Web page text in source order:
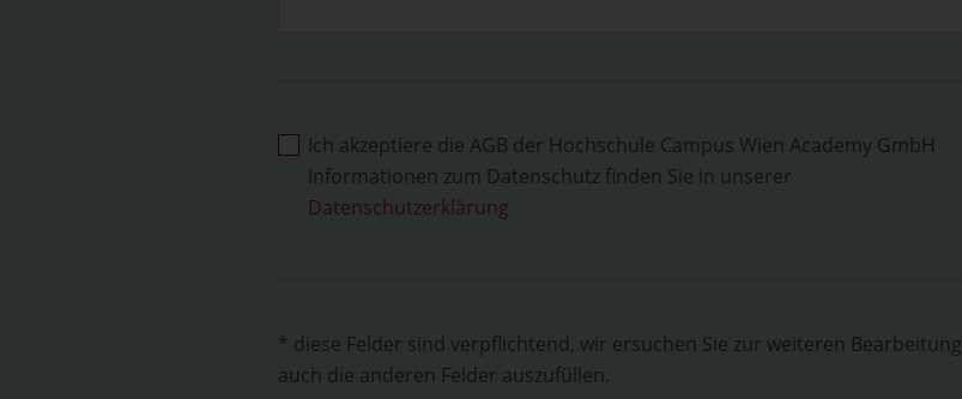
Ich akzeptiere die AGB der Hochschule Campus Wien Academy GmbH
Informationen zum Datenschutz finden Sie in unserer
Datenschutzerklärung
* diese Felder sind verpflichtend, wir ersuchen Sie zur weiteren Bearbeitung
auch die anderen Felder auszufüllen.